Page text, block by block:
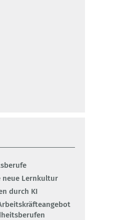
neue Lernkultur
durch KI